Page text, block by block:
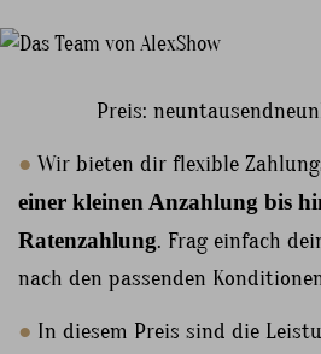
Preis:
● Wir bieten dir flexible
einer kleinen Anzahlung bis
Ratenzahlung. Frag einfach
nach den passenden
● In diesem Preis sind die